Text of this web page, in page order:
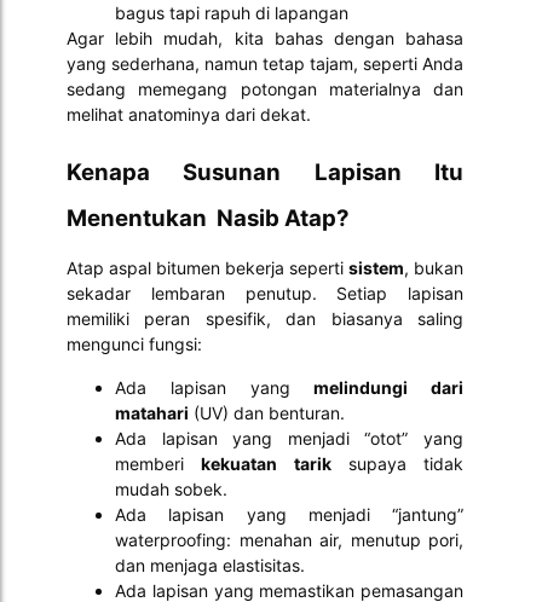
bagus tapi rapuh di lapangan
Agar lebih mudah, kita bahas dengan bahasa
yang sederhana, namun tetap tajam, seperti Anda
sedang memegang potongan materialnya dan
melihat anatominya dari dekat.
Kenapa Susunan Lapisan Itu
Menentukan Nasib Atap?
Atap aspal bitumen bekerja seperti sistem, bukan
sekadar lembaran penutup. Setiap lapisan
memiliki peran spesifik, dan biasanya saling
mengunci fungsi:
Ada lapisan yangmelindungi dari
matahari (UV) dan benturan.
Ada lapisan yang menjadi “otot” yang
memberikekuatan tariksupaya tidak
mudah sobek.
Ada lapisan yang menjadi “jantung”
waterproofing: menahan air, menutup pori,
dan menjaga elastisitas.
Ada lapisan yang memastikan pemasangan